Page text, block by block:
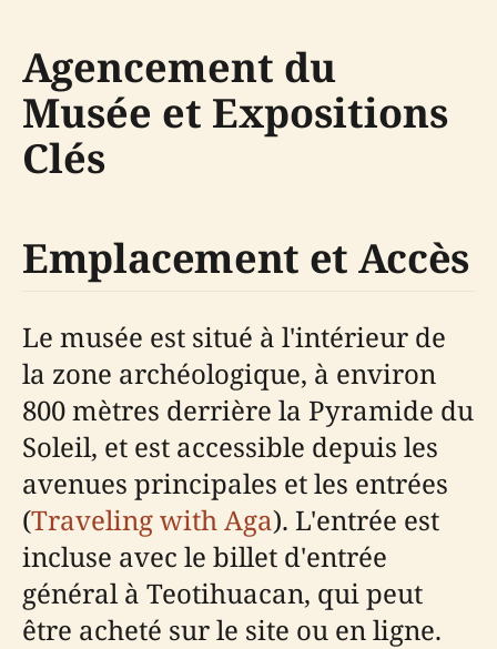
Agencement du
Musée et Expositions
Clés
Emplacement et Accès
Le musée est situé à l'intérieur de
la zone archéologique, à environ
800 mètres derrière la Pyramide du
Soleil, et est accessible depuis les
avenues principales et les entrées
(Traveling with Aga). L'entrée est
incluse avec le billet d'entrée
général à Teotihuacan, qui peut
être acheté sur le site ou en ligne.